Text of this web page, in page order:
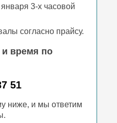
3-х часовой
согласно прайсу.
и время по
51
ниже, и мы ответим